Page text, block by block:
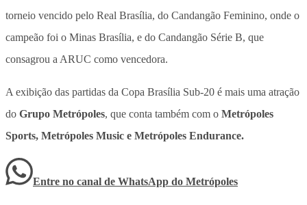
torneio vencido pelo Real Brasília, do Candangão Feminino, onde o
campeão foi o Minas Brasília, e do Candangão Série B, que
consagrou a ARUC como vencedora.
A exibição das partidas da Copa Brasília Sub-20 é mais uma atração
do Grupo Metrópoles, que conta também com o Metrópoles
Sports, Metrópoles Music e Metrópoles Endurance.
Entre no canal de WhatsApp do Metrópoles